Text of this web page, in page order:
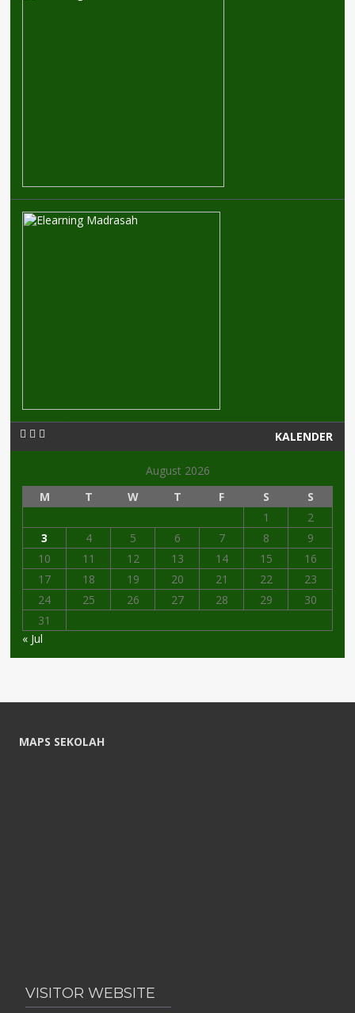
KALENDER
August 2026
M
T W T F S
S
1
2
3
4 5 6 7 8
9
10
11 12 13 14 15
16
17
18 19 20 21 22
23
24
25 26 27 28 29
30
31
« Jul
MAPS SEKOLAH
VISITOR WEBSITE